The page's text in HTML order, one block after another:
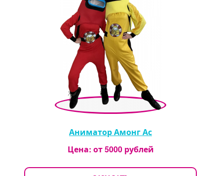
Аниматор Амонг Ас
Цена: от5000рублей